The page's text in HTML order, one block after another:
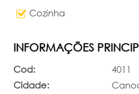
Cozinha
INFORMAÇÕES
Cod:
4011
Cidade: